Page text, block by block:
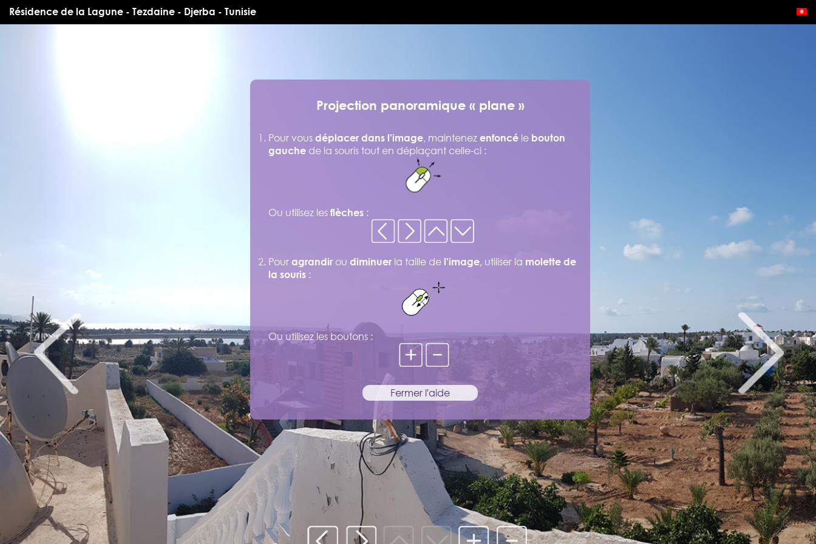
Résidence de la Lagune - Tezdaine - Djerba - Tunisie